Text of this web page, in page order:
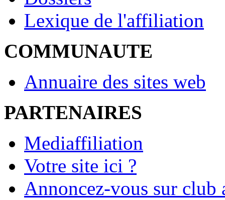
Lexique de l'affiliation
COMMUNAUTE
Annuaire des sites web
PARTENAIRES
Mediaffiliation
Votre site ici ?
Annoncez-vous sur